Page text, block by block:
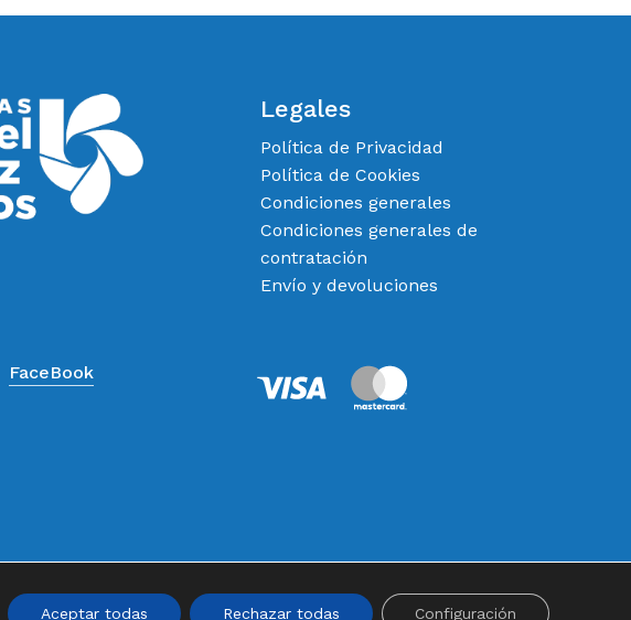
Legales
Política de Privacidad
Política de Cookies
Condiciones generales
Condiciones generales de
contratación
Envío y devoluciones
FaceBook
Aceptar todas Rechazar todas Configuración